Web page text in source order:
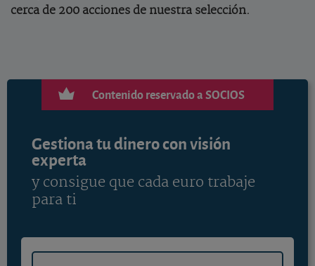
cerca de 200 acciones de nuestra selección.
Contenido reservado a SOCIOS
Gestiona tu dinero con visión
experta
y consigue que cada euro trabaje
para ti